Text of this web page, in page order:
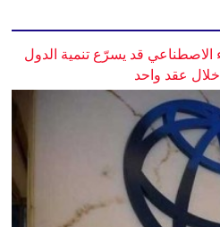
الاصطناعي قد يسرّع تنمية الدول
خلال عقد واحد